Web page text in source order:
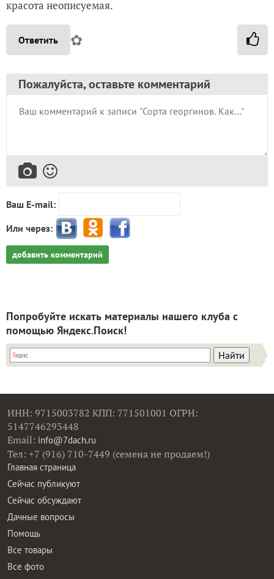
красота неописуемая.
Ответить ✿
Пожалуйста, оставьте комментарий
Ваш E-mail:
Или через:
добавить комментарий
Попробуйте искать материалы нашего клуба с
помощью Яндекс.Поиск!
ИНН: 9715003782 КПП: 771501001 ОГРН:
5147746293448
Email: info@7dach.ru
Тел: +7 (916) 710-7449 (семена не продаем!)
Главная страница
Сейчас публикуют
Сейчас обсуждают
Дачные вопросы
Помощь
Все товары
Все фото